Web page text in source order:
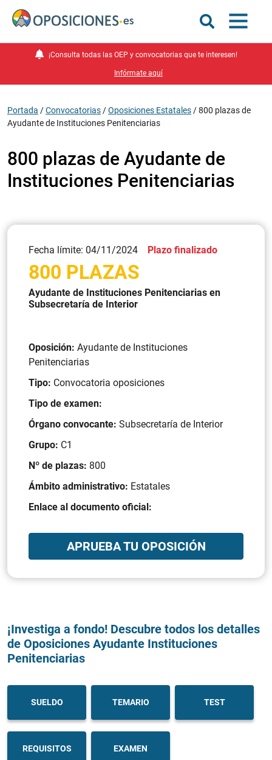
¡Consulta todas las OEP y convocatorias que te interesen!
Infórmate aquí
Portada /Convocatorias /Oposiciones Estatales /800 plazas de
Ayudante de Instituciones Penitenciarias
800 plazas de Ayudante de
Instituciones Penitenciarias
Fecha límite: 04/11/2024 Plazo finalizado
800 PLAZAS
Ayudante de Instituciones Penitenciarias en
Subsecretaría de Interior
Oposición: Ayudante de Instituciones
Penitenciarias
Tipo: Convocatoria oposiciones
Tipo de examen:
Órgano convocante: Subsecretaría de Interior
Grupo: C1
Nº de plazas: 800
Ámbito administrativo: Estatales
Enlace al documento oficial:
APRUEBA TU OPOSICIÓN
¡Investiga a fondo! Descubre todos los detalles
de Oposiciones Ayudante Instituciones
Penitenciarias
SUELDO TEMARIO TEST
REQUISITOS EXAMEN